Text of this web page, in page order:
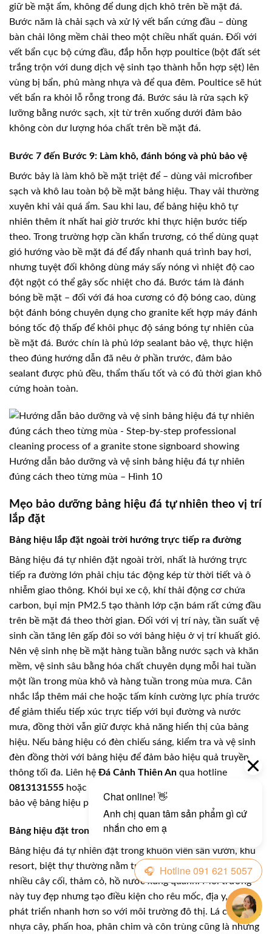
giữ bề mặt ẩm, không để dung dịch khô trên bề mặt đá.
Bước năm là chải sạch và xử lý vết bẩn cứng đầu – dùng
bàn chải lông mềm chải theo một chiều nhất quán. Đối với
vết bẩn cục bộ cứng đầu, đắp hỗn hợp poultice (bột đất sét
trắng trộn với dung dịch vệ sinh tạo thành hỗn hợp sệt) lên
vùng bị bẩn, phủ màng nhựa và để qua đêm. Poultice sẽ hút
vết bẩn ra khỏi lỗ rỗng trong đá. Bước sáu là rửa sạch kỹ
lưỡng bằng nước sạch, xịt từ trên xuống dưới đảm bảo
không còn dư lượng hóa chất trên bề mặt đá.
Bước 7 đến Bước 9: Làm khô, đánh bóng và phủ bảo vệ
Bước bảy là làm khô bề mặt triệt để – dùng vải microfiber
sạch và khô lau toàn bộ bề mặt bảng hiệu. Thay vải thường
xuyên khi vải quá ẩm. Sau khi lau, để bảng hiệu khô tự
nhiên thêm ít nhất hai giờ trước khi thực hiện bước tiếp
theo. Trong trường hợp cần khẩn trương, có thể dùng quạt
gió hướng vào bề mặt đá để đẩy nhanh quá trình bay hơi,
nhưng tuyệt đối không dùng máy sấy nóng vì nhiệt độ cao
đột ngột có thể gây sốc nhiệt cho đá. Bước tám là đánh
bóng bề mặt – đối với đá hoa cương có độ bóng cao, dùng
bột đánh bóng chuyên dụng cho granite kết hợp máy đánh
bóng tốc độ thấp để khôi phục độ sáng bóng tự nhiên của
bề mặt đá. Bước chín là phủ lớp sealant bảo vệ, thực hiện
theo đúng hướng dẫn đã nêu ở phần trước, đảm bảo
sealant được phủ đều, thẩm thấu tốt và có đủ thời gian khô
cứng hoàn toàn.
Hướng dẫn bảo dưỡng và vệ sinh bảng hiệu đá tự nhiên
đúng cách theo từng mùa – Hình 10
Mẹo bảo dưỡng bảng hiệu đá tự nhiên theo vị trí
lắp đặt
Bảng hiệu lắp đặt ngoài trời hướng trực tiếp ra đường
Bảng hiệu đá tự nhiên đặt ngoài trời, nhất là hướng trực
tiếp ra đường lớn phải chịu tác động kép từ thời tiết và ô
nhiễm giao thông. Khói bụi xe cộ, khí thải động cơ chứa
carbon, bụi mịn PM2.5 tạo thành lớp cặn bám rất cứng đầu
trên bề mặt đá theo thời gian. Đối với vị trí này, tần suất vệ
sinh cần tăng lên gấp đôi so với bảng hiệu ở vị trí khuất gió.
Nên vệ sinh nhẹ bề mặt hàng tuần bằng nước sạch và khăn
mềm, vệ sinh sâu bằng hóa chất chuyên dụng mỗi hai tuần
một lần trong mùa khô và hàng tuần trong mùa mưa. Cân
nhắc lắp thêm mái che hoặc tấm kính cường lực phía trước
để giảm thiểu tiếp xúc trực tiếp với bụi đường và nước
mưa, đồng thời vẫn giữ được khả năng hiển thị của bảng
hiệu. Nếu bảng hiệu có đèn chiếu sáng, kiểm tra và vệ sinh
đèn đồng thời với bảng hiệu để đảm bảo hiệu quả truyền
thông tối đa. Liên hệ Đá Cảnh Thiên An qua hotline
0813131555 hoặc
bảo vệ bảng hiệu phù hợp nhất với vị trí lắp đặt của bạn.
Bảng hiệu đặt trong khuôn viên sân vườn, resort, biệt thự
Bảng hiệu đá tự nhiên đặt trong khuôn viên sân vườn, khu
resort, biệt thự thường nằm trong môi trường xanh với
nhiều cây cối, thảm cỏ, hồ nước xung quanh. Môi trường
này tuy đẹp nhưng tạo điều kiện cho rêu mốc, địa y, nấm
phát triển nhanh hơn so với môi trường đô thị. Lá cây rụng,
nhựa cây, phấn hoa, phân chim và côn trùng cũng là những